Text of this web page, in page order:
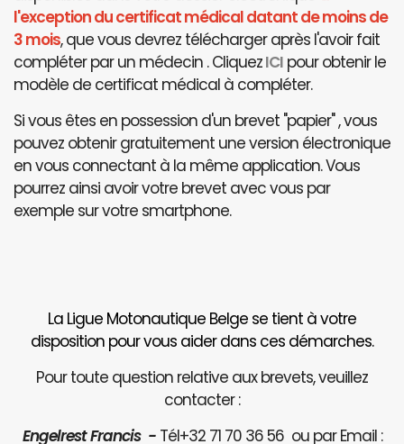
l'exception du certificat médical datant de moins de
3 mois, que vous devrez télécharger après l'avoir fait
compléter par un médecin . CliquezICI pour obtenir le
modèle de certificat médical à compléter.
Si vous êtes en possession d'un brevet "papier" , vous
pouvez obtenir gratuitement une version électronique
en vous connectant à la même application. Vous
pourrez ainsi avoir votre brevet avec vous par
exemple sur votre smartphone.
La Ligue Motonautique Belge se tient à votre
disposition pour vous aider dans ces démarches.
Pour toute question relative aux brevets, veuillez
contacter :
Engelrest Francis -Tél+32 71 70 36 56 ou par Email :